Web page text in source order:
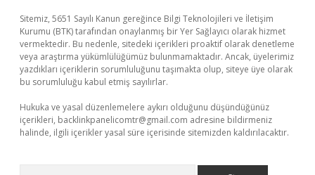
Sitemiz, 5651 Sayılı Kanun gereğince Bilgi Teknolojileri ve İletişim
Kurumu (BTK) tarafından onaylanmış bir Yer Sağlayıcı olarak hizmet
vermektedir. Bu nedenle, sitedeki içerikleri proaktif olarak denetleme
veya araştırma yükümlülüğümüz bulunmamaktadır. Ancak, üyelerimiz
yazdıkları içeriklerin sorumluluğunu taşımakta olup, siteye üye olarak
bu sorumluluğu kabul etmiş sayılırlar.
Hukuka ve yasal düzenlemelere aykırı olduğunu düşündüğünüz
içerikleri, backlinkpanelicomtr@gmail.com adresine bildirmeniz
halinde, ilgili içerikler yasal süre içerisinde sitemizden kaldırılacaktır.